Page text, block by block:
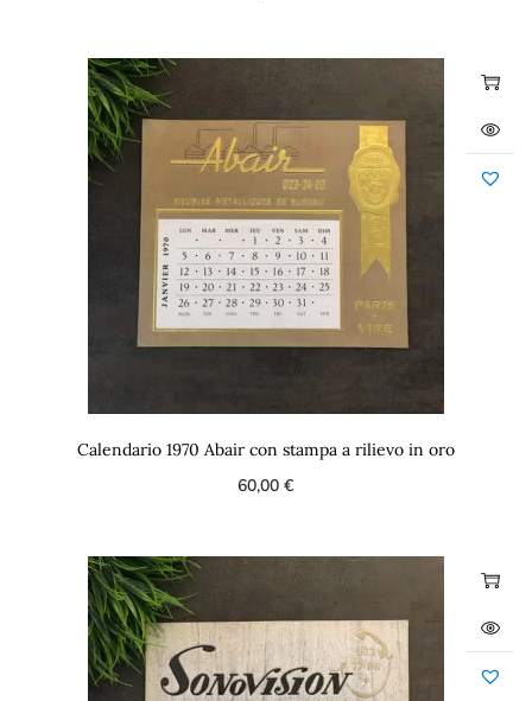
Calendario 1970 Abair con stampa a rilievo in oro
60,00€